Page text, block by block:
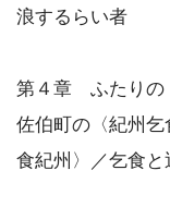
浪するらい者
第４章 ふたりの
佐伯町の〈紀州
食紀州〉／乞食と